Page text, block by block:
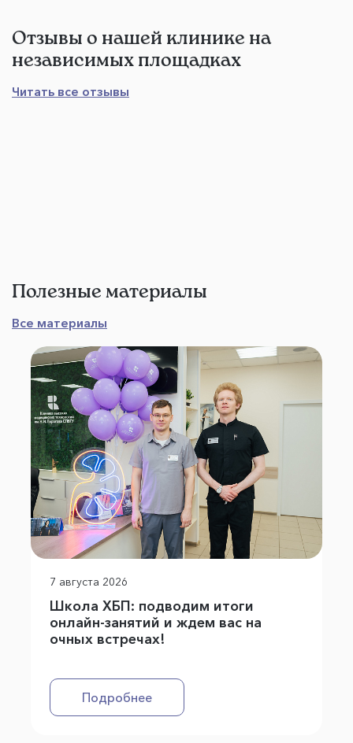
Отзывы о нашей клинике на
независимых площадках
Читать все отзывы
Полезные материалы
Все материалы
7 августа 2026
Школа ХБП: подводим итоги
онлайн-занятий и ждем вас на
очных встречах!
Подробнее